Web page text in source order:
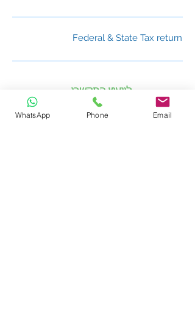
Federal & State Tax return
לייעוץ התקשרו
03-5296555
WhatsApp Phone Email